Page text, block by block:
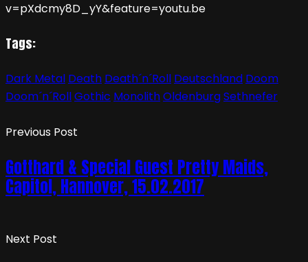
v=pXdcmy8D_yY&feature=youtu.be
Tags:
Dark Metal Death Death´n´Roll Deutschland Doom
Doom´n´RollGothic MonolithOldenburgSethnefer
Previous Post
Gotthard & Special Guest Pretty Maids,
Capitol, Hannover, 15.02.2017
Next Post